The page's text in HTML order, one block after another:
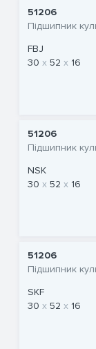
51206
Підшипник
FBJ
30
52 16
51206
Підшипник
NSK
30
52 16
51206
Підшипник
SKF
30
52 16